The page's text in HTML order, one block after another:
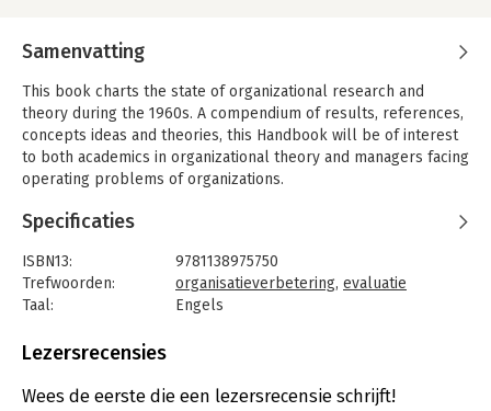
Samenvatting
This book charts the state of organizational research and
theory during the 1960s. A compendium of results, references,
concepts ideas and theories, this Handbook will be of interest
to both academics in organizational theory and managers facing
operating problems of organizations.
Specificaties
ISBN13:
9781138975750
Trefwoorden:
organisatieverbetering, evaluatie
Taal:
Engels
Aantal pagina's:
Druk:
1
Lezersrecensies
Wees de eerste die een lezersrecensie schrijft!